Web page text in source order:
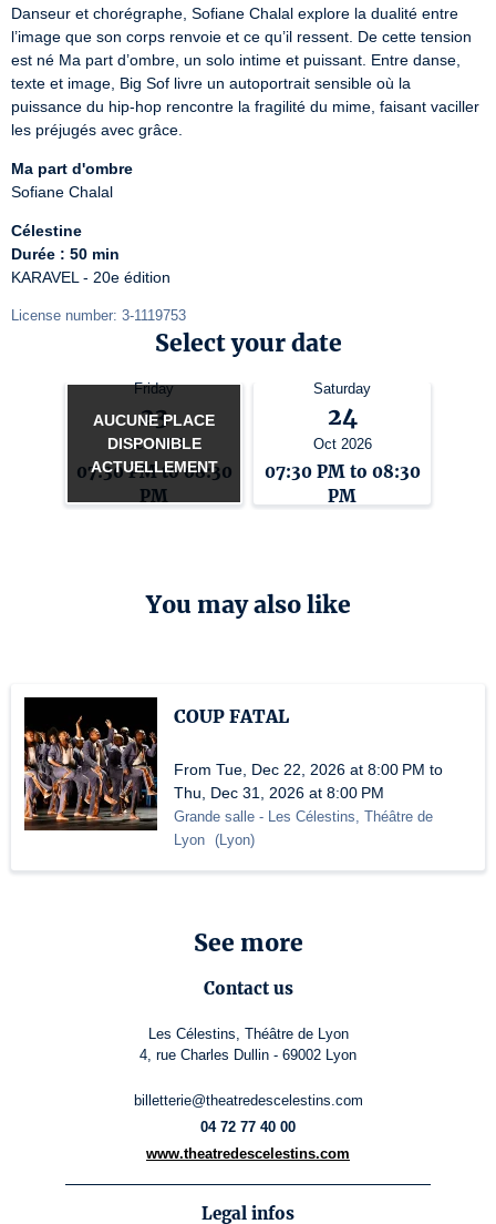
Danseur et chorégraphe, Sofiane Chalal explore la dualité entre
l’image que son corps renvoie et ce qu’il ressent. De cette tension
est né Ma part d’ombre, un solo intime et puissant. Entre danse,
texte et image, Big Sof livre un autoportrait sensible où la
puissance du hip-hop rencontre la fragilité du mime, faisant vaciller
les préjugés avec grâce.
Ma part d'ombre
Sofiane Chalal
Célestine
Durée : 50 min
KARAVEL - 20e édition
License number: 3-1119753
Select your date
Friday
23
Oct 2026
07:30 PM to 08:30
PM
AUCUNE PLACE
DISPONIBLE
ACTUELLEMENT
Saturday
24
Oct 2026
07:30 PM to 08:30
PM
You may also like
COUP FATAL
From Tue, Dec 22, 2026 at 8:00 PM to
Thu, Dec 31, 2026 at 8:00 PM
Grande salle - Les Célestins, Théâtre de
Lyon (Lyon)
See more
Contact us
Les Célestins, Théâtre de Lyon
4, rue Charles Dullin - 69002 Lyon
billetterie@theatredescelestins.com
04 72 77 40 00
www.theatredescelestins.com
Legal infos